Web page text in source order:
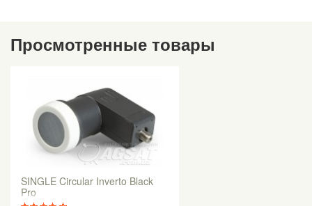
Просмотренные товары
SINGLE Circular Inverto Black
Pro